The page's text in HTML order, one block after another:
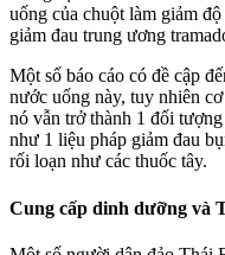
uống của chuột làm giảm
giảm đau trung ương
Một số báo cáo có đề cập
nước uống này, tuy nhiên
nó vẫn trở thành 1 đối
như 1 liệu pháp giảm đau
rối loạn như các thuốc tây.
Cung cấp dinh dưỡng và